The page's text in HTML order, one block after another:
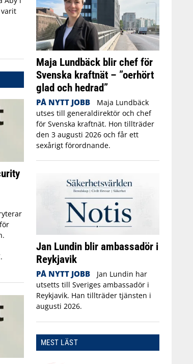
Maja Lundbäck blir chef för
Svenska kraftnät – ”oerhört
glad och hedrad”
PÅ NYTT JOBB
Maja Lundbäck
utses till generaldirektör och chef
för Svenska kraftnät. Hon tillträder
den 3 augusti 2026 och får ett
sexårigt förordnande.
Jan Lundin blir ambassadör i
Reykjavik
PÅ NYTT JOBB
Jan Lundin har
utsetts till Sveriges ambassadör i
Reykjavik. Han tillträder tjänsten i
augusti 2026.
MEST LÄST